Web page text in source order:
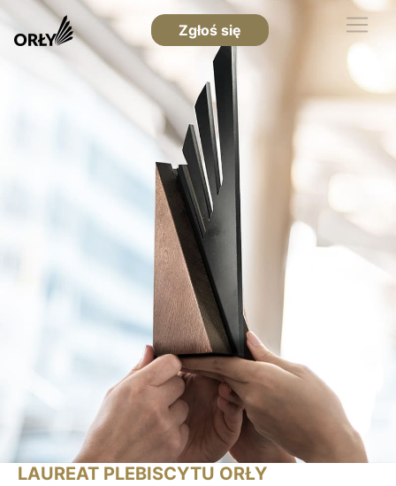
Zgłoś się
LAUREAT PLEBISCYTU ORŁY